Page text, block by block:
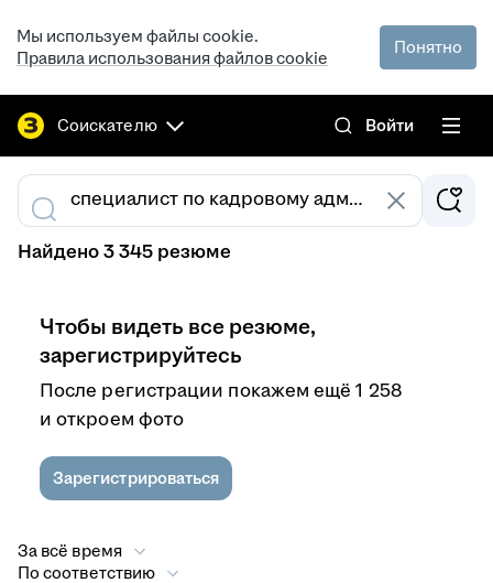
Мы используем файлы cookie.
Правила использования файлов cookie
Понятно
Соискателю Войти
Найдено 3 345 резюме
Чтобы видеть все резюме,
зарегистрируйтесь
После регистрации покажем ещё 1 258
и откроем фото
Зарегистрироваться
За всё время
По соответствию